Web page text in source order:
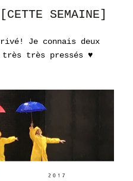
SEMAINE]
Je connais deux
très pressés ♥